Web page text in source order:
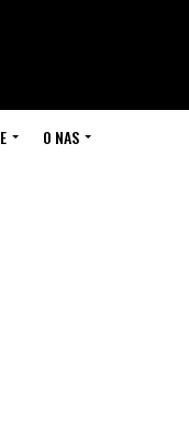
O NAS